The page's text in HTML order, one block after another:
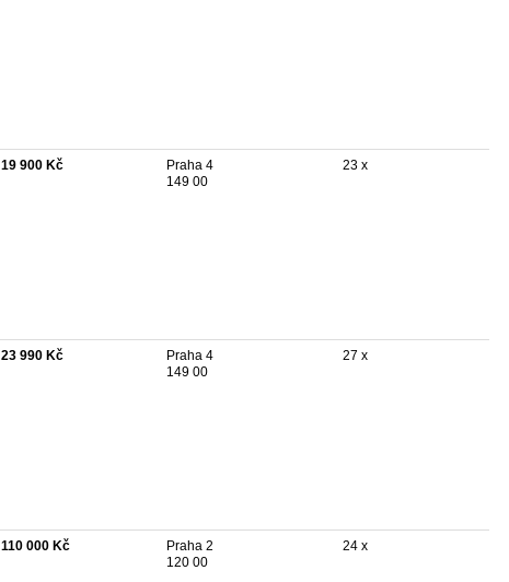
19 900 Kč
Praha 4
149 00
23 x
23 990 Kč
Praha 4
149 00
27 x
110 000 Kč
Praha 2
120 00
24 x